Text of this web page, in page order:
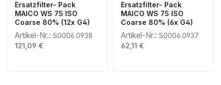
Ersatzfilter- Pack
MAICO WS 75 ISO
Coarse 80% (12x G4)
Artikel-Nr.: S0006.0938
Regulärer Preis:
121,09 €
Ersatzfilter- Pack
MAICO WS 75 ISO
Coarse 80% (6x G4)
Artikel-Nr.: S0006.0937
Regulärer Preis:
62,11 €